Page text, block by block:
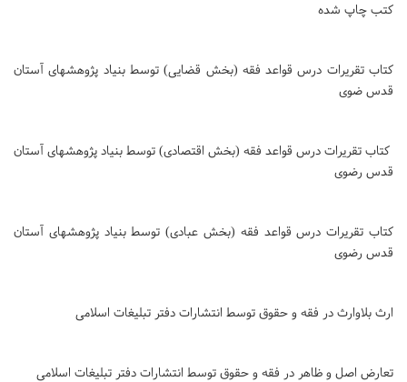
کتب چاپ شده
کتاب تقریرات درس قواعد فقه (بخش قضایی) توسط بنیاد پژوهشهای آستان
قدس ضوی
کتاب تقریرات درس قواعد فقه (بخش اقتصادی) توسط بنیاد پژوهشهای آستان
قدس رضوی
کتاب تقریرات درس قواعد فقه (بخش عبادی) توسط بنیاد پژوهشهای آستان
قدس رضوی
ارث بلاوارث در فقه و حقوق توسط انتشارات دفتر تبلیغات اسلامی
تعارض اصل و ظاهر در فقه و حقوق توسط انتشارات دفتر تبلیغات اسلامی